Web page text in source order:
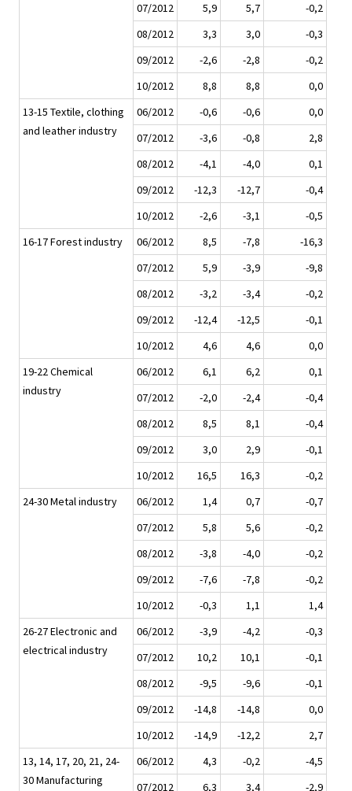
07/2012
5,9 5,7
-0,2
08/2012
3,3 3,0
-0,3
09/2012
-2,6 -2,8
-0,2
10/2012
8,8 8,8
0,0
13-15 Textile, clothing
and leather industry
06/2012 -0,6 -0,6
0,0
07/2012
-3,6 -0,8
2,8
08/2012
-4,1 -4,0
0,1
09/2012
-12,3 -12,7
-0,4
10/2012
-2,6 -3,1
-0,5
16-17 Forest industry
06/2012 8,5 -7,8
-16,3
07/2012
5,9 -3,9
-9,8
08/2012
-3,2 -3,4
-0,2
09/2012
-12,4 -12,5
-0,1
10/2012
4,6 4,6
0,0
19-22 Chemical
industry
06/2012 6,1 6,2
0,1
07/2012
-2,0 -2,4
-0,4
08/2012
8,5 8,1
-0,4
09/2012
3,0 2,9
-0,1
10/2012
16,5 16,3
-0,2
24-30 Metal industry
06/2012 1,4 0,7
-0,7
07/2012
5,8 5,6
-0,2
08/2012
-3,8 -4,0
-0,2
09/2012
-7,6 -7,8
-0,2
10/2012
-0,3 1,1
1,4
26-27 Electronic and
electrical industry
06/2012 -3,9 -4,2
-0,3
07/2012
10,2 10,1
-0,1
08/2012
-9,5 -9,6
-0,1
09/2012
-14,8 -14,8
0,0
10/2012
-14,9 -12,2
2,7
13, 14, 17, 20, 21, 24-
30 Manufacturing
06/2012 4,3 -0,2
-4,5
07/2012
6,3 3,4 -2,9